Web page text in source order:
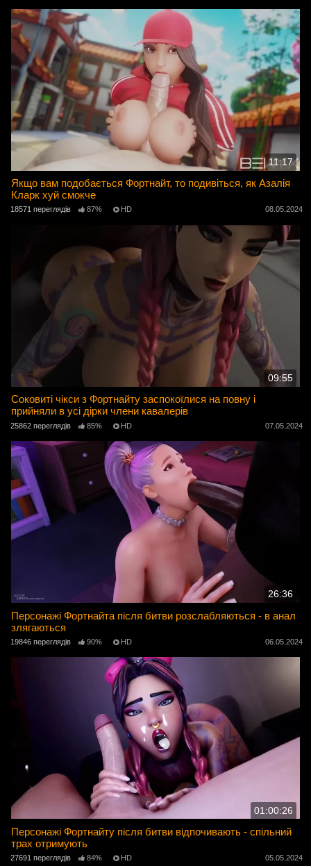
11:17
Якщо вам подобається Фортнайт, то подивіться, як Азалія
Кларк хуй смокче
18571 переглядів 87% HD 08.05.2024
09:55
Соковиті чікси з Фортнайту заспокоїлися на повну і
прийняли в усі дірки члени кавалерів
25862 переглядів 85% HD 07.05.2024
26:36
Персонажі Фортнайта після битви розслабляються - в анал
злягаються
19846 переглядів 90% HD 06.05.2024
01:00:26
Персонажі Фортнайту після битви відпочивають - спільний
трах отримують
27691 переглядів 84% HD 05.05.2024